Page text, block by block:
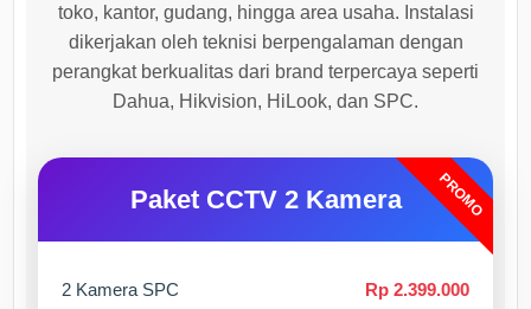
toko, kantor, gudang, hingga area usaha. Instalasi
dikerjakan oleh teknisi berpengalaman dengan
perangkat berkualitas dari brand terpercaya seperti
Dahua, Hikvision, HiLook, dan SPC.
PROMO
Paket CCTV 2 Kamera
2 Kamera SPC Rp 2.399.000